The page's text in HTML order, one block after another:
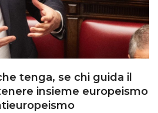
tenga, se chi guida il
insieme europeismo